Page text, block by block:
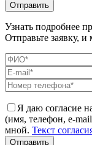
Узнать подробнее
Отправьте заявку,
Я даю согласие
(имя, телефон, e-
мной. Текст